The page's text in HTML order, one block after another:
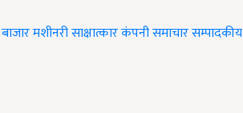
बाजारमशीनरीसाक्षात्कारकंपनी समाचारसम्पादकीय